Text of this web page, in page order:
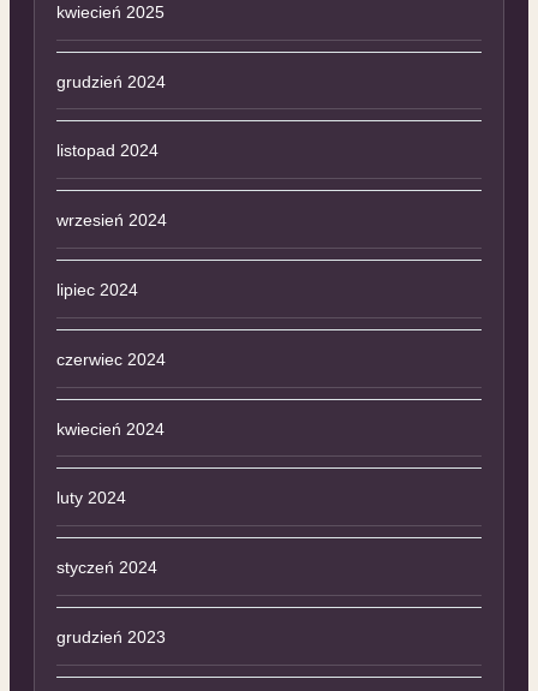
kwiecień 2025
grudzień 2024
listopad 2024
wrzesień 2024
lipiec 2024
czerwiec 2024
kwiecień 2024
luty 2024
styczeń 2024
grudzień 2023